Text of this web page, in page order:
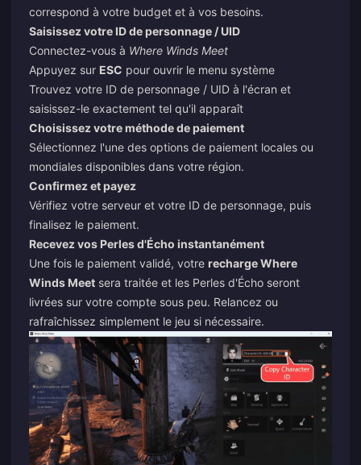
correspond à votre budget et à vos besoins.
Saisissez votre ID de personnage / UID
Connectez-vous à Where Winds Meet
Appuyez sur ESC pour ouvrir le menu système
Trouvez votre ID de personnage / UID à l'écran et
saisissez-le exactement tel qu'il apparaît
Choisissez votre méthode de paiement
Sélectionnez l'une des options de paiement locales ou
mondiales disponibles dans votre région.
Confirmez et payez
Vérifiez votre serveur et votre ID de personnage, puis
finalisez le paiement.
Recevez vos Perles d'Écho instantanément
Une fois le paiement validé, votre recharge Where
Winds Meet sera traitée et les Perles d'Écho seront
livrées sur votre compte sous peu. Relancez ou
rafraîchissez simplement le jeu si nécessaire.